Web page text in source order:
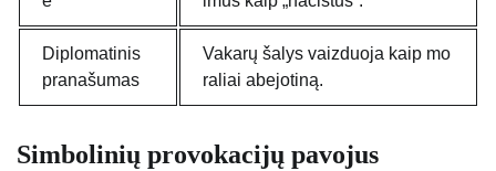
Diplomatinis
pranašumas
Vakarų šalys vaizduoja kaip mo
raliai abejotiną.
Simbolinių provokacijų pavojus